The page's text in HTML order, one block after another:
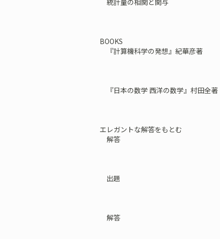
統計量の相関と関与
BOOKS
『計算機科学の発想』紀華彦著
『日本の数学 西洋の数学』村田全著
エレガントな解答をもとむ
解答
出題
解答